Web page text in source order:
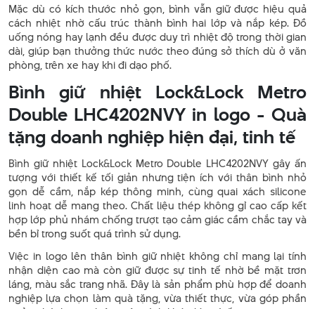
Mặc dù có kích thước nhỏ gọn, bình vẫn giữ được hiệu quả
cách nhiệt nhờ cấu trúc thành bình hai lớp và nắp kép. Đồ
uống nóng hay lạnh đều được duy trì nhiệt độ trong thời gian
dài, giúp bạn thưởng thức nước theo đúng sở thích dù ở văn
phòng, trên xe hay khi đi dạo phố.
Bình giữ nhiệt Lock&Lock Metro
Double LHC4202NVY in logo - Quà
tặng doanh nghiệp hiện đại, tinh tế
Bình giữ nhiệt Lock&Lock Metro Double LHC4202NVY gây ấn
tượng với thiết kế tối giản nhưng tiện ích với thân bình nhỏ
gọn dễ cầm, nắp kép thông minh, cùng quai xách silicone
linh hoạt dễ mang theo. Chất liệu thép không gỉ cao cấp kết
hợp lớp phủ nhám chống trượt tạo cảm giác cầm chắc tay và
bền bỉ trong suốt quá trình sử dụng.
Việc in logo lên thân bình giữ nhiệt không chỉ mang lại tính
nhận diện cao mà còn giữ được sự tinh tế nhờ bề mặt trơn
láng, màu sắc trang nhã. Đây là sản phẩm phù hợp để doanh
nghiệp lựa chọn làm quà tặng, vừa thiết thực, vừa góp phần